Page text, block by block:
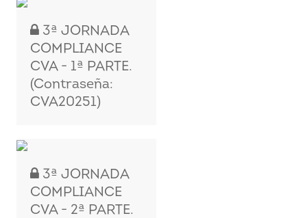
3ª JORNADA
COMPLIANCE
CVA - 1ª PARTE.
(Contraseña:
CVA20251)
3ª JORNADA
COMPLIANCE
CVA - 2ª PARTE.